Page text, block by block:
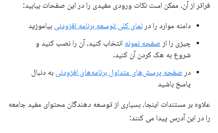
فراتر از آن، ممکن است نکات ورودی مفیدی را در این صفحات بیابید:
دامنه موارد را در نمای کلی توسعه برنامه افزودنی بیاموزید
چیزی را از صفحه نمونه انتخاب کنید، آن را نصب کنید و
شروع به هک کردن آن کنید.
در صفحه پرسش‌های متداول برنامه‌های افزودنی به دنبال
پاسخ باشید
علاوه بر مستندات اینجا، بسیاری از توسعه دهندگان محتوای مفید جامعه
را در این آدرس پیدا می کنند: